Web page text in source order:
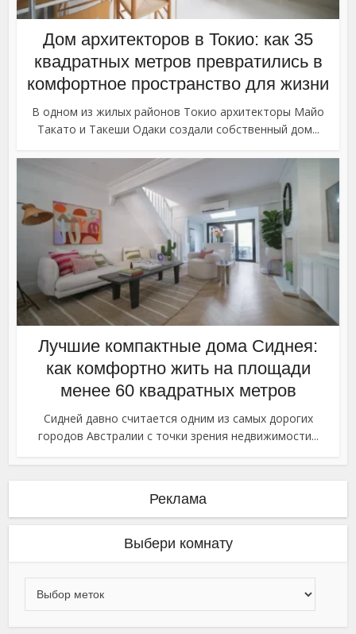
Дом архитекторов в Токио: как 35
квадратных метров превратились в
комфортное пространство для жизни
В одном из жилых районов Токио архитекторы Майо
Такато и Такеши Одаки создали собственный дом...
Лучшие компактные дома Сиднея:
как комфортно жить на площади
менее 60 квадратных метров
Сидней давно считается одним из самых дорогих
городов Австралии с точки зрения недвижимости...
Реклама
Выбери комнату